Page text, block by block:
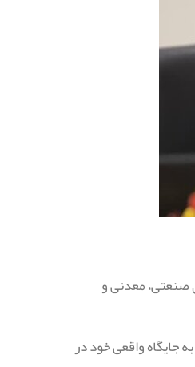
صنعتی، معدنی و
به جایگاه واقعی خود در